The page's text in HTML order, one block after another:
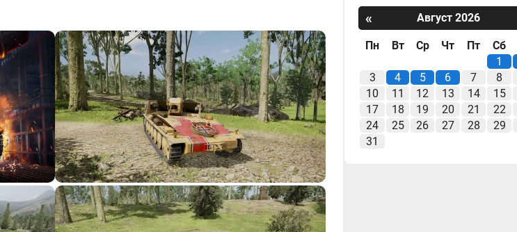
«
Август 2026
Пн Вт Ср Чт Пт
Сб
1
3
4 5 6 7
8
10
11 12 13 14
15
17
18 19 20 21
22
24
25 26 27 28
29
31